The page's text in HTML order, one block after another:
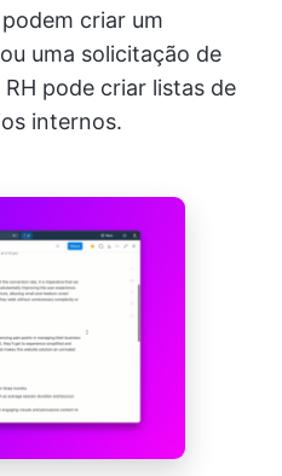
criar um
uma solicitação de
pode criar listas de
internos.